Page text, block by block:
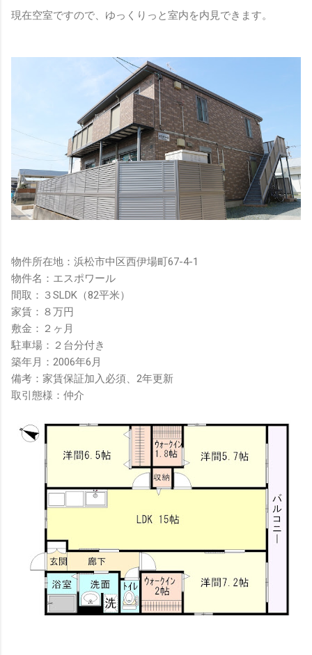
現在空室ですので、ゆっくりっと室内を内見できます。
物件所在地：浜松市中区西伊場町67-4-1
物件名：エスポワール
間取：３SLDK（82平米）
家賃：８万円
敷金：２ヶ月
駐車場：２台分付き
築年月：2006年6月
備考：家賃保証加入必須、2年更新
取引態様：仲介